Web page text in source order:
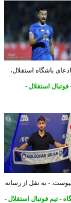
استقلال،
استقلال-
- به نقل از رسانه
تیم فوتبال استقلال-